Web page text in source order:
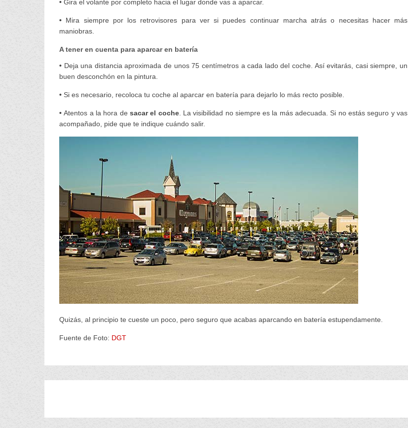
• Gira el volante por completo hacia el lugar donde vas a aparcar.
• Mira siempre por los retrovisores para ver si puedes continuar marcha atrás o necesitas hacer más
maniobras.
A tener en cuenta para aparcar en batería
• Deja una distancia aproximada de unos 75 centímetros a cada lado del coche. Así evitarás, casi siempre, un
buen desconchón en la pintura.
• Si es necesario, recoloca tu coche al aparcar en batería para dejarlo lo más recto posible.
•Atentos a la hora de sacar el coche. La visibilidad no siempre es la más adecuada. Si no estás seguro y vas
acompañado, pide que te indique cuándo salir.
Quizás, al principio te cueste un poco, pero seguro que acabas aparcando en batería estupendamente.
Fuente de Foto: DGT